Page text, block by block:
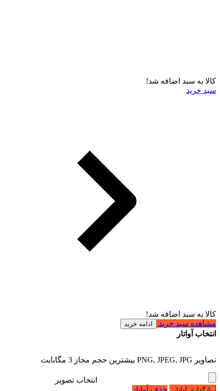
کالا به سبد اضافه شد!
سبد خرید
کالا به سبد اضافه شد!
مشاهده سبد خرید
ادامه خرید
انتخاب آواتار
تصاویر PNG, JPEG, JPG بیشترین حجم مجاز 3 مگابایت
انتخاب تصویر
حذف آواتار